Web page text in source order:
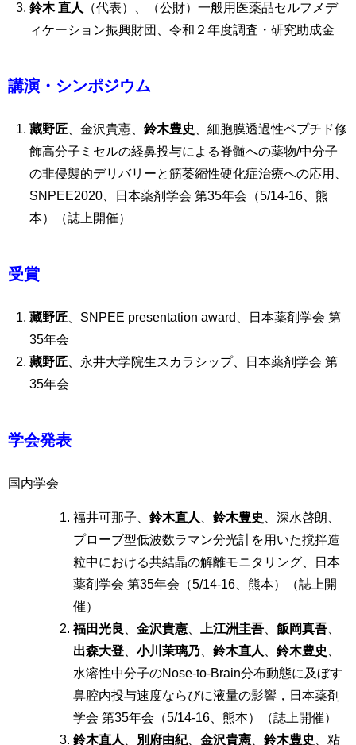
鈴木 直人
（代表）、（公財）一般用医薬品セルフメデ
ィケーション振興財団、令和２年度調査・研究助成金
講演・シンポジウム
藏野匠 、金沢貴憲、鈴木豊史
、細胞膜透過性ペプチド修
飾高分子ミセルの経鼻投与による脊髄への薬物/中分子
の非侵襲的デリバリーと筋萎縮性硬化症治療への応用、
SNPEE2020、日本薬剤学会 第35年会（5/14-16、熊
本）（誌上開催）
受賞
藏野匠 、SNPEE presentation award、日本薬剤学会 第
35年会
藏野匠 、永井大学院生スカラシップ、日本薬剤学会 第
35年会
学会発表
国内学会
福井可那子、 鈴木直人 鈴木豊史 、深水啓朗、
プローブ型低波数ラマン分光計を用いた撹拌造
粒中における共結晶の解離モニタリング、日本
薬剤学会 第35年会（5/14-16、熊本）（誌上開
催）
福田光良
金沢貴憲、 上江洲圭吾、 飯岡真吾、
出森大登、 小川茉璃乃、 鈴木直人 鈴木豊史
水溶性中分子のNose-to-Brain分布動態に及ぼす
鼻腔内投与速度ならびに液量の影響，日本薬剤
学会 第35年会（5/14-16、熊本）（誌上開催）
鈴木直人
別府由紀、 金沢貴憲、 鈴木豊史 、粘